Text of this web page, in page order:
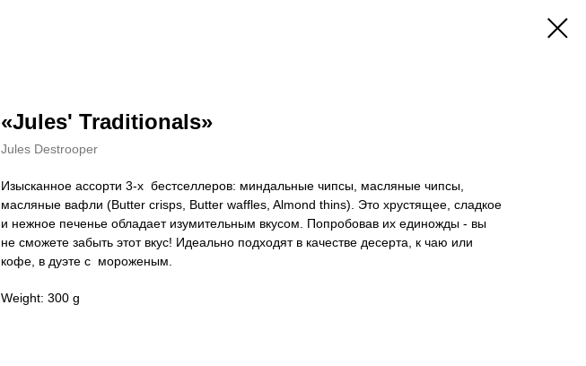
«Jules' Traditionals»
Jules Destrooper
Изысканное ассорти 3-х бестселлеров: миндальные чипсы, масляные чипсы,
масляные вафли (Butter crisps, Butter waffles, Almond thins). Это хрустящее, сладкое
и нежное печенье обладает изумительным вкусом. Попробовав их единожды - вы
не сможете забыть этот вкус! Идеально подходят в качестве десерта, к чаю или
кофе, в дуэте с мороженым.
Weight: 300 g